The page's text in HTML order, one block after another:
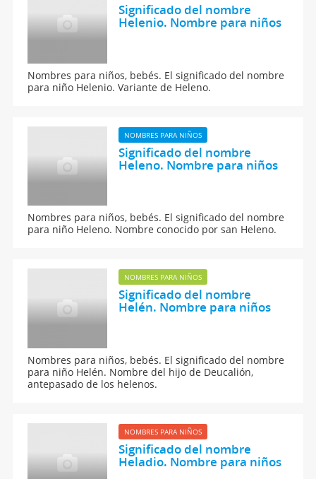
Significado del nombre
Helenio. Nombre para niños
Nombres para niños, bebés. El significado del nombre
para niño Helenio. Variante de Heleno.
NOMBRES PARA NIÑOS
Significado del nombre
Heleno. Nombre para niños
Nombres para niños, bebés. El significado del nombre
para niño Heleno. Nombre conocido por san Heleno.
NOMBRES PARA NIÑOS
Significado del nombre
Helén. Nombre para niños
Nombres para niños, bebés. El significado del nombre
para niño Helén. Nombre del hijo de Deucalión,
antepasado de los helenos.
NOMBRES PARA NIÑOS
Significado del nombre
Heladio. Nombre para niños